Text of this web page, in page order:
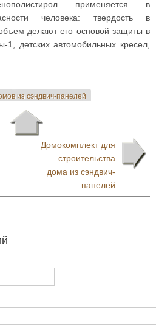
применяется в
человека: твердость в
делают его основой защиты в
детских автомобильных кресел,
из сэндвич-панелей
Домокомплект для
строительства
дома из сэндвич-
панелей